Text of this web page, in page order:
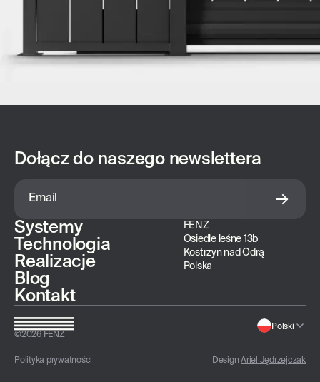
Systemy
Technologia
Realizacje
Blog
Kontakt
FENZ
Osiedle leśne 13b
Kostrzyn nad Odrą
Polska
Dołącz do naszego newslettera
©2026FENZ
Polski
Polityka prywatności DesignAriel Jędrzejczak